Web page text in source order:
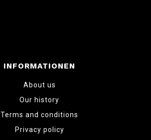
INFORMATIONEN
About us
Our history
Terms and conditions
Privacy policy